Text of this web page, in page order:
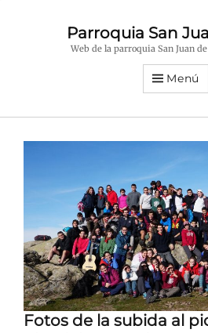
Parroquia San
Web de la parroquia San Juan
Menú
Fotos de la subida al